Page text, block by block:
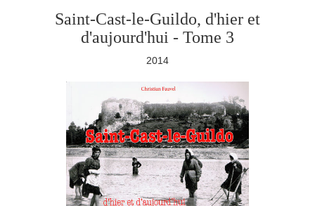
Saint-Cast-le-Guildo, d'hier et
d'aujourd'hui - Tome 3
2014